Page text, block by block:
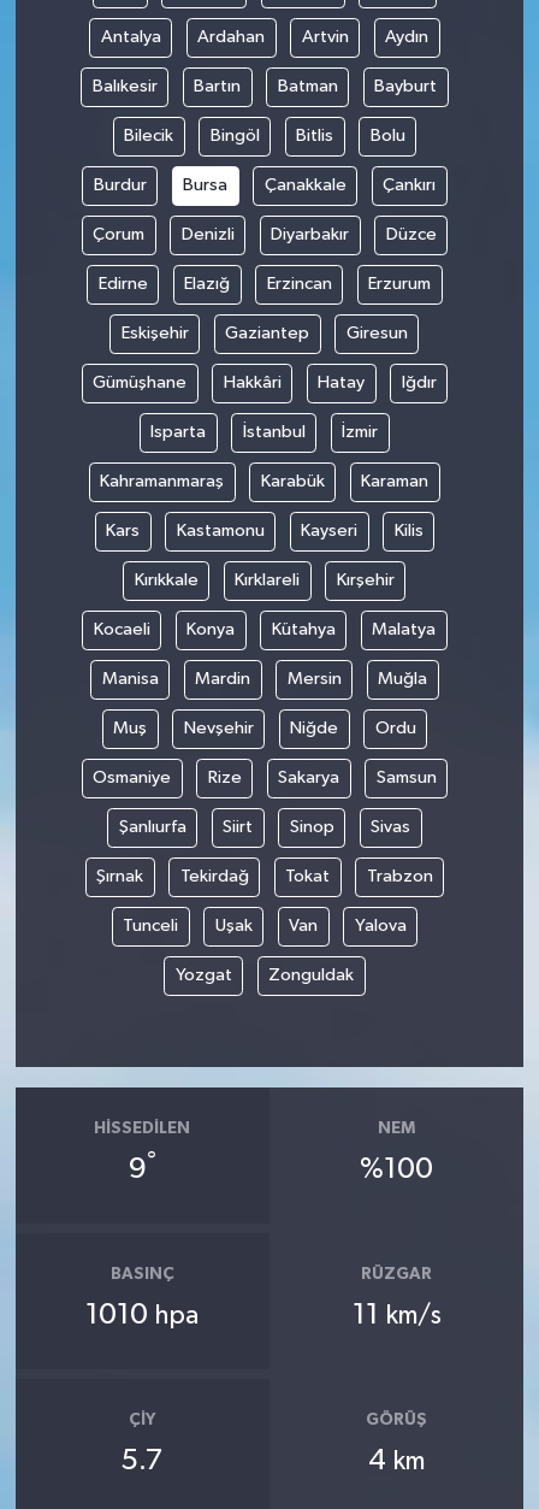
Antalya Ardahan Artvin Aydın
Balıkesir Bartın Batman Bayburt
Bilecik Bingöl Bitlis Bolu
Burdur Bursa Çanakkale Çankırı
Çorum Denizli Diyarbakır Düzce
Edirne Elazığ Erzincan Erzurum
Eskişehir Gaziantep Giresun
Gümüşhane Hakkâri Hatay Iğdır
Isparta İstanbul İzmir
Kahramanmaraş Karabük Karaman
Kars Kastamonu Kayseri Kilis
Kırıkkale Kırklareli Kırşehir
Kocaeli Konya Kütahya Malatya
Manisa Mardin Mersin Muğla
Muş Nevşehir Niğde Ordu
Osmaniye Rize Sakarya Samsun
Şanlıurfa Siirt Sinop Sivas
Şırnak Tekirdağ Tokat Trabzon
Tunceli Uşak Van Yalova
Yozgat Zonguldak
HISSEDILEN
9°
NEM
%100
BASINÇ
1010 hpa
RÜZGAR
11 km/s
ÇIY
5.7
GÖRÜŞ
4 km